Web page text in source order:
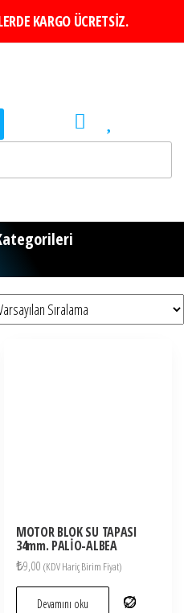
KARGO ÜCRETSİZ.
MOTOR BLOK SU TAPASI
34mm. PALİO-ALBEA
₺9,00 (KDV Hariç Birim Fiyat)
Devamını oku